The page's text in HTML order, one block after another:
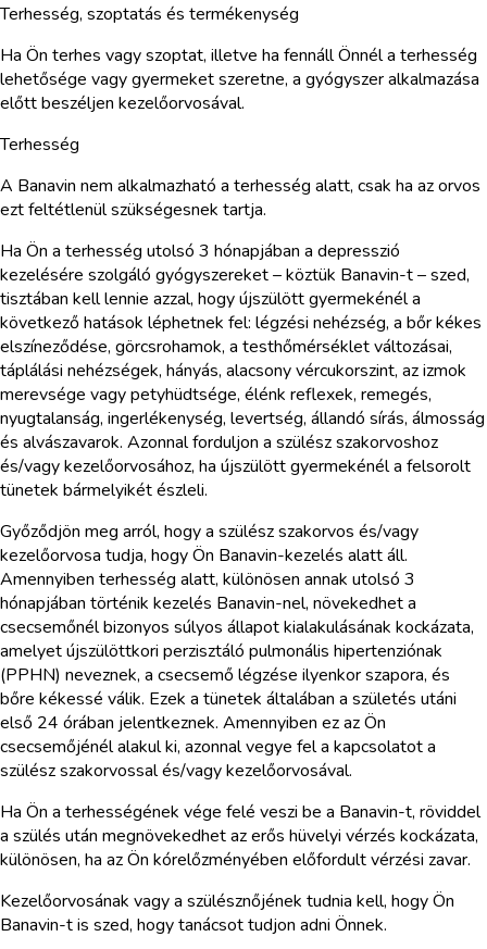
Terhesség, szoptatás és termékenység
Ha Ön terhes vagy szoptat, illetve ha fennáll Önnél a terhesség
lehetősége vagy gyermeket szeretne, a gyógyszer alkalmazása
előtt beszéljen kezelőorvosával.
Terhesség
A Banavin nem alkalmazható a terhesség alatt, csak ha az orvos
ezt feltétlenül szükségesnek tartja.
Ha Ön a terhesség utolsó 3 hónapjában a depresszió
kezelésére szolgáló gyógyszereket – köztük Banavin-t – szed,
tisztában kell lennie azzal, hogy újszülött gyermekénél a
következő hatások léphetnek fel: légzési nehézség, a bőr kékes
elszíneződése, görcsrohamok, a testhőmérséklet változásai,
táplálási nehézségek, hányás, alacsony vércukorszint, az izmok
merevsége vagy petyhüdtsége, élénk reflexek, remegés,
nyugtalanság, ingerlékenység, levertség, állandó sírás, álmosság
és alvászavarok. Azonnal forduljon a szülész szakorvoshoz
és/vagy kezelőorvosához, ha újszülött gyermekénél a felsorolt
tünetek bármelyikét észleli.
Győződjön meg arról, hogy a szülész szakorvos és/vagy
kezelőorvosa tudja, hogy Ön Banavin-kezelés alatt áll.
Amennyiben terhesség alatt, különösen annak utolsó 3
hónapjában történik kezelés Banavin-nel, növekedhet a
csecsemőnél bizonyos súlyos állapot kialakulásának kockázata,
amelyet újszülöttkori perzisztáló pulmonális hipertenziónak
(PPHN) neveznek, a csecsemő légzése ilyenkor szapora, és
bőre kékessé válik. Ezek a tünetek általában a születés utáni
első 24 órában jelentkeznek. Amennyiben ez az Ön
csecsemőjénél alakul ki, azonnal vegye fel a kapcsolatot a
szülész szakorvossal és/vagy kezelőorvosával.
Ha Ön a terhességének vége felé veszi be a Banavin-t, röviddel
a szülés után megnövekedhet az erős hüvelyi vérzés kockázata,
különösen, ha az Ön kórelőzményében előfordult vérzési zavar.
Kezelőorvosának vagy a szülésznőjének tudnia kell, hogy Ön
Banavin-t is szed, hogy tanácsot tudjon adni Önnek.